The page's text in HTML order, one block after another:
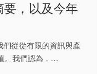
，以及今年
從從有限的資訊與產
。我們認為，...